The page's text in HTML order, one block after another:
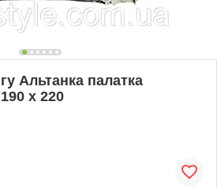
Альтанка палатка
х 220